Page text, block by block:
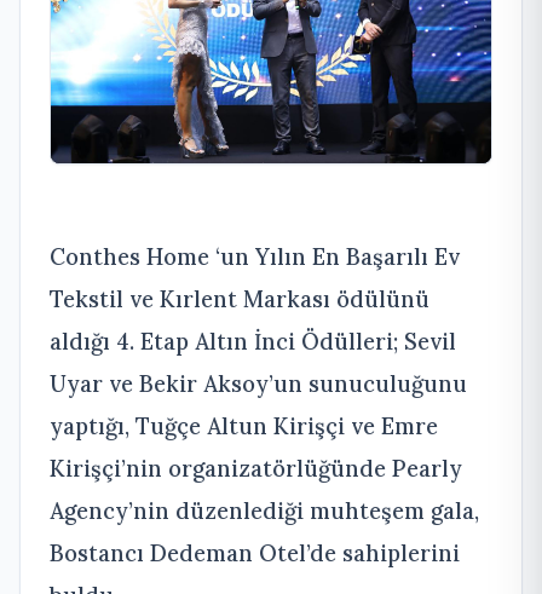
Conthes Home ‘un Yılın En Başarılı Ev
Tekstil ve Kırlent Markası ödülünü
aldığı 4. Etap Altın İnci Ödülleri; Sevil
Uyar ve Bekir Aksoy’un sunuculuğunu
yaptığı, Tuğçe Altun Kirişçi ve Emre
Kirişçi’nin organizatörlüğünde Pearly
Agency’nin düzenlediği muhteşem gala,
Bostancı Dedeman Otel’de sahiplerini